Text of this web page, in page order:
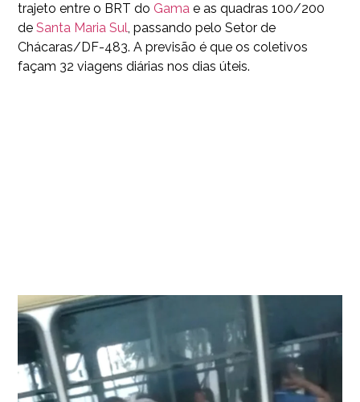
trajeto entre o BRT do Gama e as quadras 100/200
de Santa Maria Sul, passando pelo Setor de
Chácaras/DF-483. A previsão é que os coletivos
façam 32 viagens diárias nos dias úteis.